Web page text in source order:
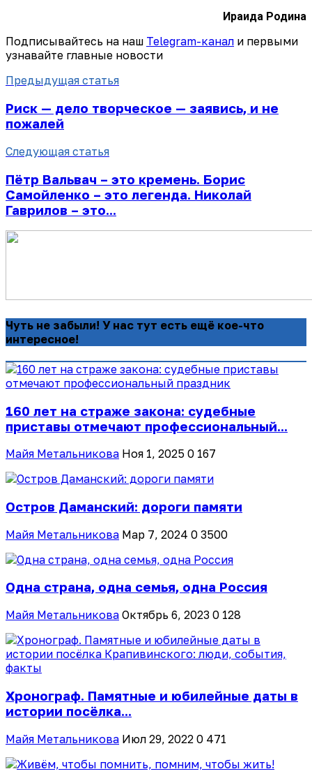
Ираида Родина
Подписывайтесь на наш Telegram-канал и первыми
узнавайте главные новости
Предыдущая статья
Риск — дело творческое — заявись, и не
пожалей
Следующая статья
Пётр Вальвач – это кремень. Борис
Самойленко – это легенда. Николай
Гаврилов – это...
Чуть не забыли! У нас тут есть ещё кое-что
интересное!
160 лет на страже закона: судебные
приставы отмечают профессиональный...
Майя Метальникова Ноя 1, 2025 0 167
Остров Даманский: дороги памяти
Майя Метальникова Мар 7, 2024 0 3500
Одна страна, одна семья, одна Россия
Майя Метальникова Октябрь 6, 2023 0 128
Хронограф. Памятные и юбилейные даты в
истории посёлка...
Майя Метальникова Июл 29, 2022 0 471